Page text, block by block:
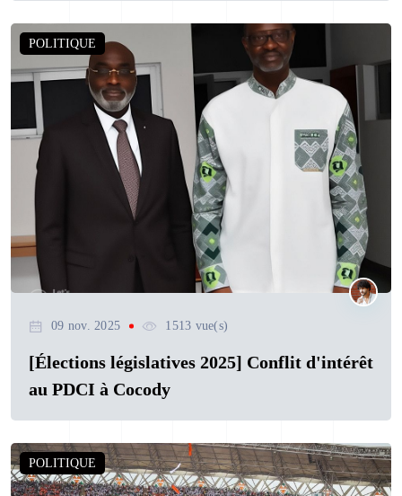
POLITIQUE
09 nov. 2025 1513 vue(s)
[Élections législatives 2025] Conflit d'intérêt
au PDCI à Cocody
POLITIQUE